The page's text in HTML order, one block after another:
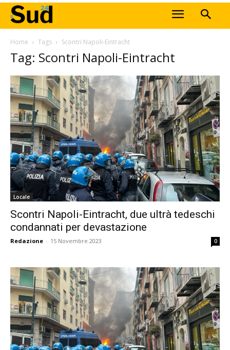
Home Tags Scontri Napoli-Eintracht
Tag: Scontri Napoli-Eintracht
Locale
Scontri Napoli-Eintracht, due ultrà tedeschi
condannati per devastazione
Redazione - 15 Novembre 2023 0